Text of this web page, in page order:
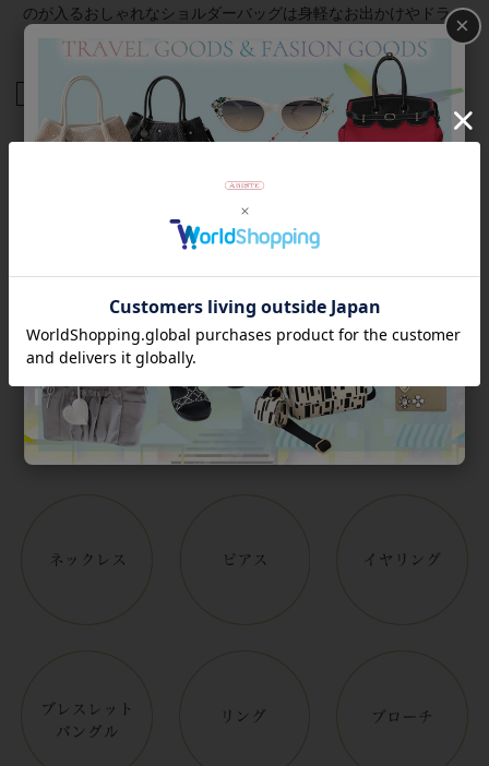
のが入るおしゃれなショルダーバッグは身軽なお出かけやドラ
イブ、自転車に乗る時にもおすすめです。
商品番号 8260024
Category
アイテムカテゴリー
×